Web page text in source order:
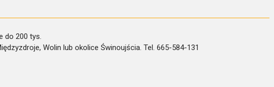
do 200 tys.
Wolin lub okolice Świnoujścia. Tel. 665-584-131